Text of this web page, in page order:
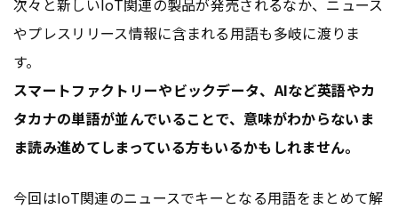
次々と新しいIoT関連の製品が発売されるなか、ニュース
やプレスリリース情報に含まれる用語も多岐に渡りま
す。
スマートファクトリーやビックデータ、AIなど英語やカ
タカナの単語が並んでいることで、意味がわからないま
ま読み進めてしまっている方もいるかもしれません。
今回はIoT関連のニュースでキーとなる用語をまとめて解